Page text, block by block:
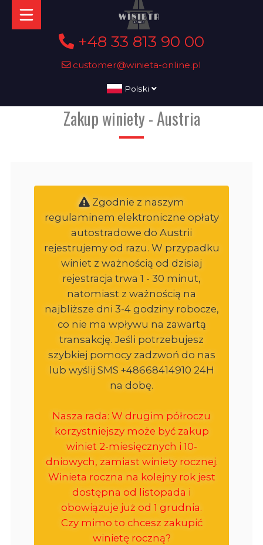
+48 33 813 90 00
customer@winieta-online.pl
Polski
Zakup winiety - Austria
Zgodnie z naszym
regulaminem elektroniczne opłaty
autostradowe do Austrii
rejestrujemy od razu. W przypadku
winiet z ważnością od dzisiaj
rejestracja trwa 1 - 30 minut,
natomiast z ważnością na
najbliższe dni 3-4 godziny robocze,
co nie ma wpływu na zawartą
transakcję. Jeśli potrzebujesz
szybkiej pomocy zadzwoń do nas
lub wyślij SMS +48668414910 24H
na dobę.
Nasza rada: W drugim półroczu
korzystniejszy może być zakup
winiet 2-miesięcznych i 10-
dniowych, zamiast winiety rocznej.
Winieta roczna na kolejny rok jest
dostępna od listopada i
obowiązuje już od 1 grudnia.
Czy mimo to chcesz zakupić
winietę roczną?